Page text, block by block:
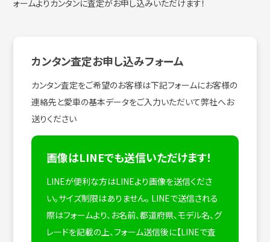
ォームよりカンタンに査定がお申し込みいただけます！
カンタン査定お申し込みフォーム
カンタン査定をご希望のお客様は下記フォームにお客様の
連絡先と愛車の基本データをご入力いただいて弊社へお
送りください
画像はLINEでも送信いただけます！
LINEが便利な方はLINEより画像を送信くださ
い。サイズ制限はありません。 LINEで送信される
際はフォームより、お名前、都道府県、モデル名、グ
レードを記載の上、フォーム送信後に【LINEで査